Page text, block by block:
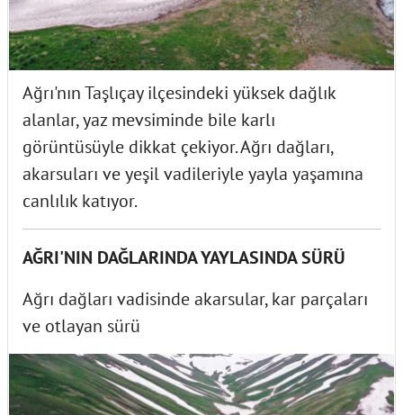
Ağrı'nın Taşlıçay ilçesindeki yüksek dağlık
alanlar, yaz mevsiminde bile karlı
görüntüsüyle dikkat çekiyor. Ağrı dağları,
akarsuları ve yeşil vadileriyle yayla yaşamına
canlılık katıyor.
AĞRI'NIN DAĞLARINDA YAYLASINDA SÜRÜ
Ağrı dağları vadisinde akarsular, kar parçaları
ve otlayan sürü